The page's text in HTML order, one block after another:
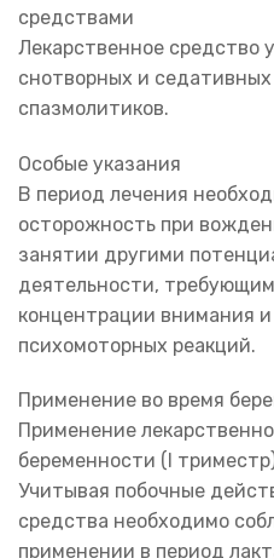
средствами
Лекарственное средство
снотворных и
спазмолитиков.
Особые указания
В период лечения
осторожность при
занятии другими
деятельности,
концентрации внимания
психомоторных реакций.
Применение во время
Применение
беременности (I
Учитывая побочные
средства необходимо
применении в период